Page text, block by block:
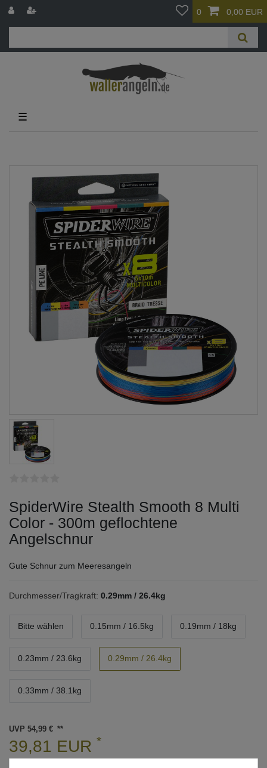
0 0,00 EUR
☰
SpiderWire Stealth Smooth 8 Multi
Color - 300m geflochtene
Angelschnur
Gute Schnur zum Meeresangeln
Durchmesser/Tragkraft: 0.29mm / 26.4kg
Bitte wählen 0.15mm / 16.5kg 0.19mm / 18kg
0.23mm / 23.6kg 0.29mm / 26.4kg
0.33mm / 38.1kg
UVP 54,99 €
39,81 EUR *